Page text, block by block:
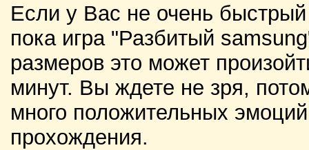
Если у Вас не очень
пока игра "Разбитый
размеров это может
минут. Вы ждете не зря,
много положительных
прохождения.